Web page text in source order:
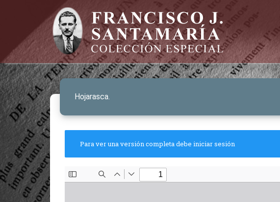
Hojarasca.
Para ver una versión completa debe iniciar sesión